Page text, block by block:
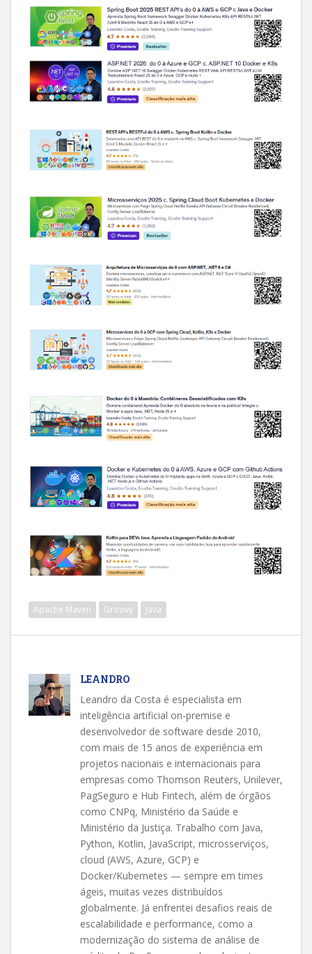
Apache Maven Groovy Java
LEANDRO
Leandro da Costa é especialista em
inteligência artificial on-premise e
desenvolvedor de software desde 2010,
com mais de 15 anos de experiência em
projetos nacionais e internacionais para
empresas como Thomson Reuters, Unilever,
PagSeguro e Hub Fintech, além de órgãos
como CNPq, Ministério da Saúde e
Ministério da Justiça. Trabalho com Java,
Python, Kotlin, JavaScript, microsserviços,
cloud (AWS, Azure, GCP) e
Docker/Kubernetes — sempre em times
ágeis, muitas vezes distribuídos
globalmente. Já enfrentei desafios reais de
escalabilidade e performance, como a
modernização do sistema de análise de